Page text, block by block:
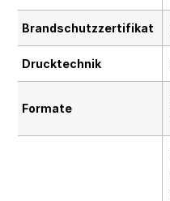
Brandschutzzertifikat
Drucktechnik
Formate